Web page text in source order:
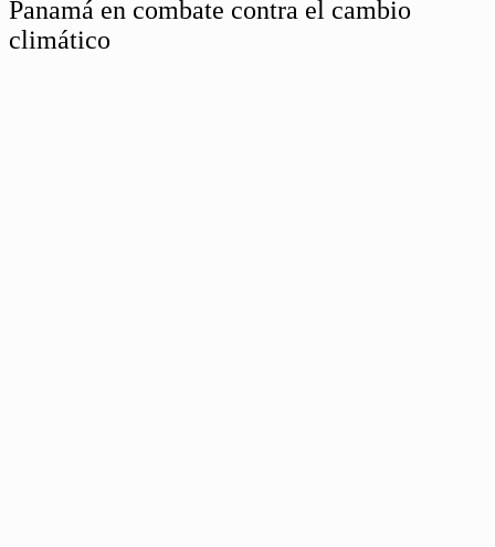
Panamá en combate contra el cambio
climático